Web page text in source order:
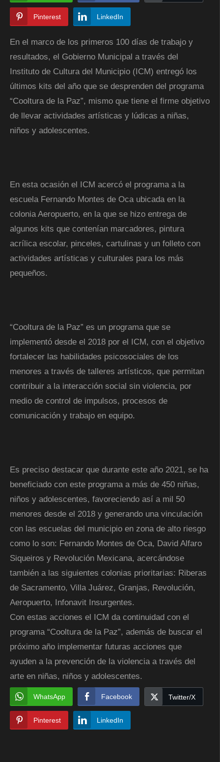
Pinterest LinkedIn
En el marco de los primeros 100 días de trabajo y
resultados, el Gobierno Municipal a través del
Instituto de Cultura del Municipio (ICM) entregó los
últimos kits del año que se desprenden del programa
“Cooltura de la Paz”, mismo que tiene el firme objetivo
de llevar actividades artísticas y lúdicas a niñas,
niños y adolescentes.
En esta ocasión el ICM acercó el programa a la
escuela Fernando Montes de Oca ubicada en la
colonia Aeropuerto, en la que se hizo entrega de
algunos kits que contenían marcadores, pintura
acrílica escolar, pinceles, cartulinas y un folleto con
actividades artísticas y culturales para los más
pequeños.
“Cooltura de la Paz” es un programa que se
implementó desde el 2018 por el ICM, con el objetivo
fortalecer las habilidades psicosociales de los
menores a través de talleres artísticos, que permitan
contribuir a la interacción social sin violencia, por
medio de control de impulsos, procesos de
comunicación y trabajo en equipo.
Es preciso destacar que durante este año 2021, se ha
beneficiado con este programa a más de 450 niñas,
niños y adolescentes, favoreciendo así a mil 50
menores desde el 2018 y generando una vinculación
con las escuelas del municipio en zona de alto riesgo
como lo son: Fernando Montes de Oca, David Alfaro
Siqueiros y Revolución Mexicana, acercándose
también a las siguientes colonias prioritarias: Riberas
de Sacramento, Villa Juárez, Granjas, Revolución,
Aeropuerto, Infonavit Insurgentes.
Con estas acciones el ICM da continuidad con el
programa “Cooltura de la Paz”, además de buscar el
próximo año implementar futuras acciones que
ayuden a la prevención de la violencia a través del
arte en niñas, niños y adolescentes.
WhatsApp Facebook Twitter/X
Pinterest LinkedIn